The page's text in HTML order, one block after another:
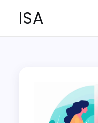
ISA